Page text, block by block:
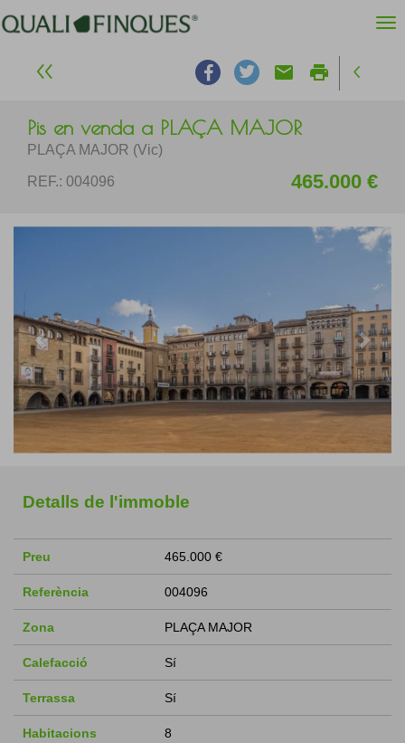
email print
Pis en venda a PLAÇA MAJOR
PLAÇA MAJOR (Vic)
REF.: 004096 465.000 €
Detalls de l'immoble
Preu 465.000 €
Referència 004096
Zona PLAÇA MAJOR
Calefacció Sí
Terrassa Sí
Habitacions 8